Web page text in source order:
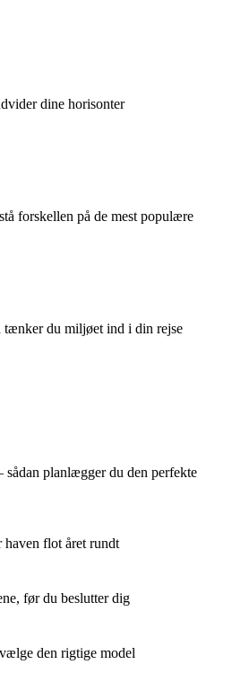
dine horisonter
forskellen på de mest populære
du miljøet ind i din rejse
sådan planlægger du den perfekte
flot året rundt
før du beslutter dig
den rigtige model